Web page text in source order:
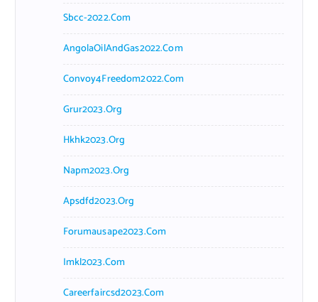
Sbcc-2022.com
AngolaOilAndGas2022.com
Convoy4Freedom2022.com
Grur2023.org
Hkhk2023.org
Napm2023.org
Apsdfd2023.org
Forumausape2023.com
Imkl2023.com
Careerfaircsd2023.com